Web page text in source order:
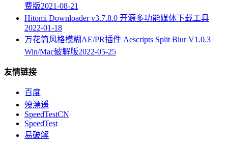
费版2021-08-21
Hitomi Downloader v3.7.8.0 开源多功能媒体下载工具
2022-01-18
万花筒风格模糊AE/PR插件 Aescripts Split Blur V1.0.3
Win/Mac破解版2022-05-25
友情链接
百度
殁漂遥
SpeedTestCN
SpeedTest
易破解